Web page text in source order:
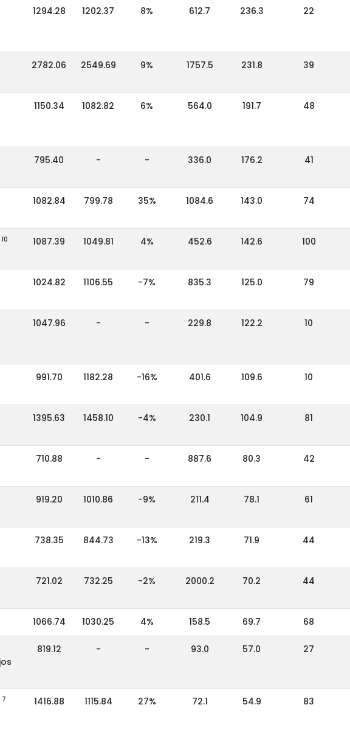
1294.28 1202.37 8% 612.7 236.3 22
2782.06 2549.69 9% 1757.5 231.8 39
1150.34 1082.82 6% 564.0 191.7 48
795.40 - - 336.0 176.2 41
1082.84 799.78 35% 1084.6 143.0 74
10 1087.39 1049.81 4% 452.6 142.6 100
1024.82 1106.55 -7% 835.3 125.0 79
1047.96 - - 229.8 122.2 10
991.70 1182.28 -16% 401.6 109.6 10
1395.63 1458.10 -4% 230.1 104.9 81
710.88 - - 887.6 80.3 42
919.20 1010.86 -9% 211.4 78.1 61
738.35 844.73 -13% 219.3 71.9 44
721.02 732.25 -2% 2000.2 70.2 44
1066.74 1030.25 4% 158.5 69.7 68
819.12 - - 93.0 57.0 27
7 1416.88 1115.84 27% 72.1 54.9 83